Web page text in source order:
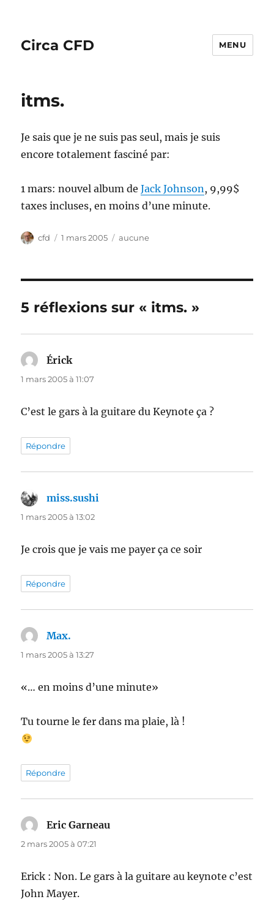
Circa CFD MENU
itms.
Je sais que je ne suis pas seul, mais je suis
encore totalement fasciné par:
1 mars: nouvel album deJack Johnson, 9,99$
taxes incluses, en moins d’une minute.
Auteur
cfd
Publié
1 mars 2005 Catégories
aucune
5 réflexions sur « itms. »
Érickdit :
1 mars 2005 à 11:07
C’est le gars à la guitare du Keynote ça ?
Répondre
miss.sushi
1 mars 2005 à 13:02
Je crois que je vais me payer ça ce soir
Répondre
Max.
1 mars 2005 à 13:27
«… en moins d’une minute»
Tu tourne le fer dans ma plaie, là !
Répondre
Eric Garneau
2 mars 2005 à 07:21
Erick : Non. Le gars à la guitare au keynote c’est
John Mayer.